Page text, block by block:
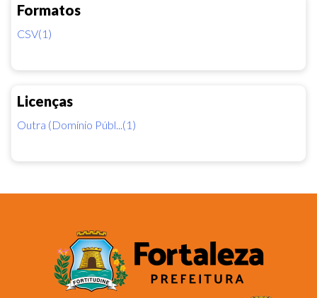
Formatos
CSV(1)
Licenças
Outra (Domínio Públ...(1)